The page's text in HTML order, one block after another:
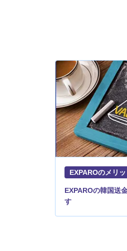
EXPAROのメリッ
EXPAROの韓国送
す